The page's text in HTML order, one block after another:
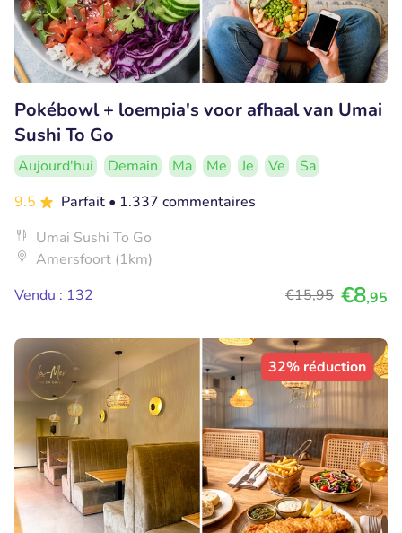
Pokébowl + loempia's voor afhaal van Umai
Sushi To Go
Aujourd'hui Demain Ma Me Je Ve
Sa
9.5
Parfait • 1.337 commentaires
Umai Sushi To Go
Amersfoort (1km)
Vendu : 132
€15,95 €8,95
32% réduction